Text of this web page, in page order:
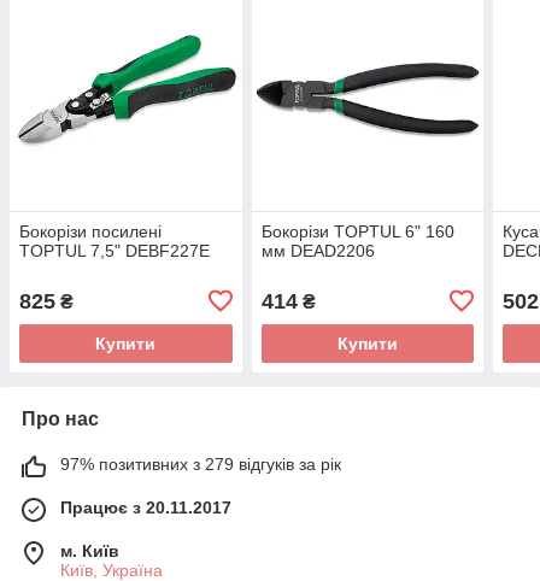
Бокорізи посилені
TOPTUL 7,5" DEBF227E
825 ₴
Купити
Бокорізи TOPTUL 6" 160
мм DEAD2206
414₴
Купити
502
Про нас
97% позитивних з 279 відгуків за рік
Працює з 20.11.2017
м. Київ
Київ, Україна